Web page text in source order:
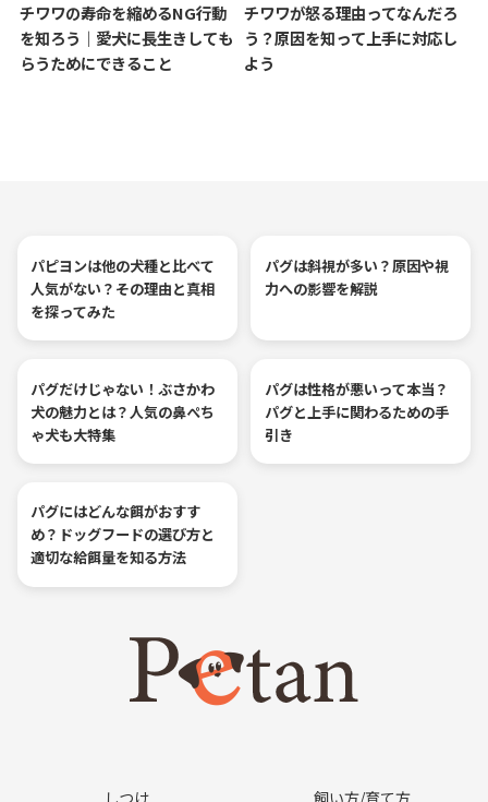
チワワの寿命を縮めるNG行動
を知ろう｜愛犬に長生きしても
らうためにできること
チワワが怒る理由ってなんだろ
う？原因を知って上手に対応し
よう
パピヨンは他の犬種と比べて
人気がない？その理由と真相
を探ってみた
パグは斜視が多い？原因や視
力への影響を解説
パグだけじゃない！ぶさかわ
犬の魅力とは？人気の鼻ぺち
ゃ犬も大特集
パグは性格が悪いって本当？
パグと上手に関わるための手
引き
パグにはどんな餌がおすす
め？ドッグフードの選び方と
適切な給餌量を知る方法